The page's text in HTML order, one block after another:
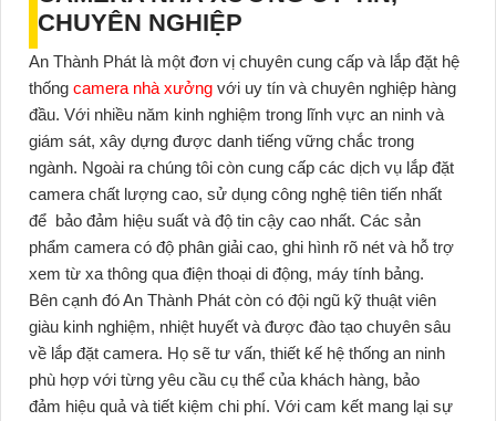
CHUYÊN NGHIỆP
An Thành Phát là một đơn vị chuyên cung cấp và lắp đặt hệ
thống camera nhà xưởng với uy tín và chuyên nghiệp hàng
đầu. Với nhiều năm kinh nghiệm trong lĩnh vực an ninh và
giám sát, xây dựng được danh tiếng vững chắc trong
ngành. Ngoài ra chúng tôi còn cung cấp các dịch vụ lắp đặt
camera chất lượng cao, sử dụng công nghệ tiên tiến nhất
để bảo đảm hiệu suất và độ tin cậy cao nhất. Các sản
phẩm camera có độ phân giải cao, ghi hình rõ nét và hỗ trợ
xem từ xa thông qua điện thoại di động, máy tính bảng.
Bên cạnh đó An Thành Phát còn có đội ngũ kỹ thuật viên
giàu kinh nghiệm, nhiệt huyết và được đào tạo chuyên sâu
về lắp đặt camera. Họ sẽ tư vấn, thiết kế hệ thống an ninh
phù hợp với từng yêu cầu cụ thể của khách hàng, bảo
đảm hiệu quả và tiết kiệm chi phí. Với cam kết mang lại sự